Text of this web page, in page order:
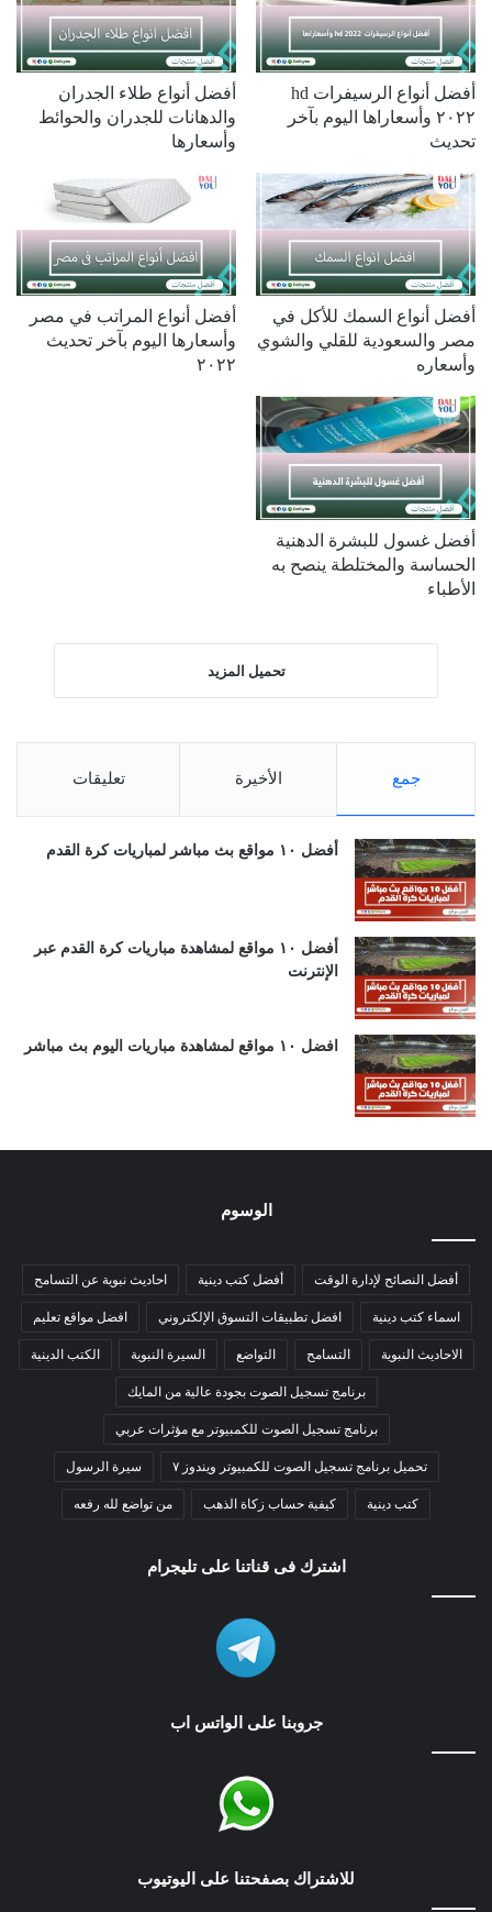
أفضل أنواع الرسيفرات hd
٢٠٢٢ وأسعاراها اليوم بآخر
تحديث
أفضل أنواع طلاء الجدران
والدهانات للجدران والحوائط
وأسعارها
أفضل أنواع السمك للأكل في
مصر والسعودية للقلي والشوي
وأسعاره
أفضل أنواع المراتب في مصر
وأسعارها اليوم بآخر تحديث
٢٠٢٢
أفضل غسول للبشرة الدهنية
الحساسة والمختلطة ينصح به
الأطباء
تحميل المزيد
جمع الأخيرة تعليقات
أفضل ١٠ مواقع بث مباشر لمباريات كرة القدم
أفضل ١٠ مواقع لمشاهدة مباريات كرة القدم عبر
الإنترنت
افضل ١٠ مواقع لمشاهدة مباريات اليوم بث مباشر
الوسوم
أفضل النصائح لإدارة الوقت أفضل كتب دينية احاديث نبوية عن التسامح
اسماء كتب دينية افضل تطبيقات التسوق الإلكتروني افضل مواقع تعليم
الاحاديث النبوية التسامح التواضع السيرة النبوية الكتب الدينية
برنامج تسجيل الصوت بجودة عالية من المايك
برنامج تسجيل الصوت للكمبيوتر مع مؤثرات عربي
تحميل برنامج تسجيل الصوت للكمبيوتر ويندوز ٧ سيرة الرسول
كتب دينية كيفية حساب زكاة الذهب من تواضع لله رفعه
اشترك فى قناتنا على تليجرام
جروبنا على الواتس اب
للاشتراك بصفحتنا على اليوتيوب